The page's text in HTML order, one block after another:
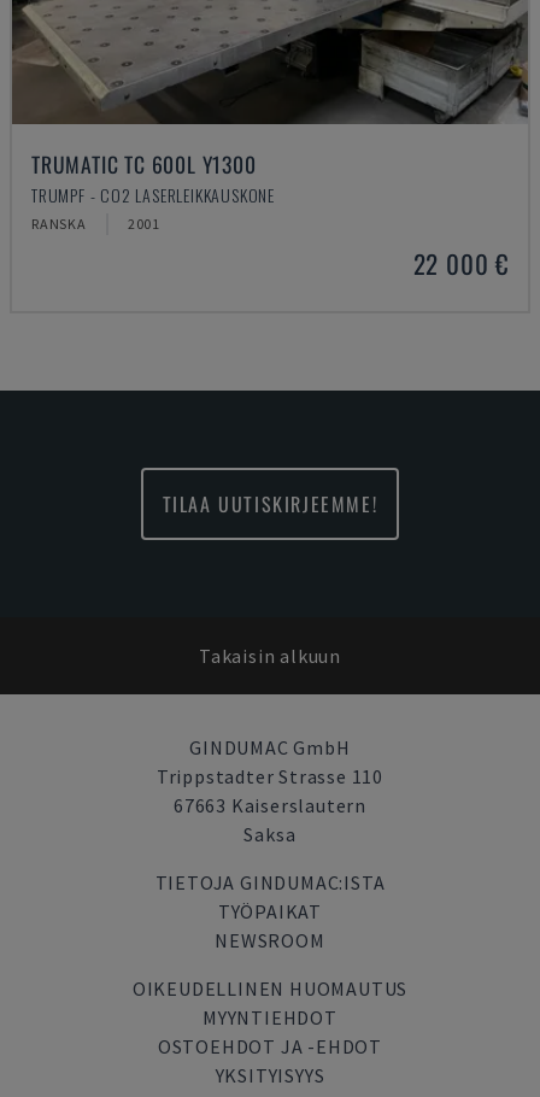
TRUMATIC TC 600L Y1300
TRUMPF - CO2 LASERLEIKKAUSKONE
RANSKA 2001
22 000 €
TILAA UUTISKIRJEEMME!
Takaisin alkuun
GINDUMAC GmbH
Trippstadter Strasse 110
67663 Kaiserslautern
Saksa
TIETOJA GINDUMAC:ISTA
TYÖPAIKAT
NEWSROOM
OIKEUDELLINEN HUOMAUTUS
MYYNTIEHDOT
OSTOEHDOT JA -EHDOT
YKSITYISYYS